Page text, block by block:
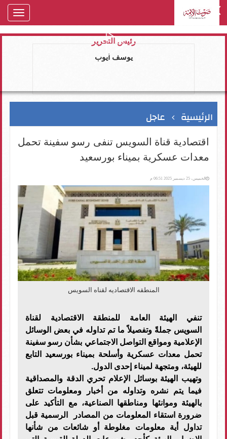
رئيس التحرير
يوسف ايوب
الرئيسية عاجل
اقتصادية قناة السويس تنفى رسو سفينة تحمل
معدات عسكرية بميناء بورسعيد
الخميس، 25 ديسمبر 2025 06:51 م
المنطقه الاقتصاديه لقناه السويس
تنفي الهيئة العامة للمنطقة الاقتصادية لقناة
السويس جملةً وتفصيلاً ما تم تداوله في بعض الوسائل
الإعلامية ومواقع التواصل الاجتماعي بشأن رسو سفينة
تحمل معدات عسكرية وأسلحة بميناء بورسعيد التابع
للهيئة، ومتجهة لميناء إحدى الدول.
وتهيب الهيئة بوسائل الإعلام تحري الدقة والمصداقية
فيما يتم نشره وتداوله من أخبار ومعلومات تتعلق
بالهيئة وموانئها ومناطقها الصناعية، مع التأكيد على
ضرورة استقاء المعلومات من المصادر الرسمية قبل
تداول أية معلومات مغلوطة أو شائعات من شأنها